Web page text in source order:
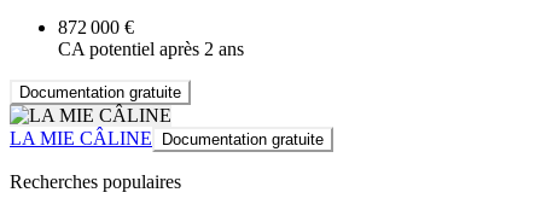
872 000 €
CA potentiel après 2 ans
Documentation gratuite
LA MIE CÂLINE Documentation gratuite
Recherches populaires